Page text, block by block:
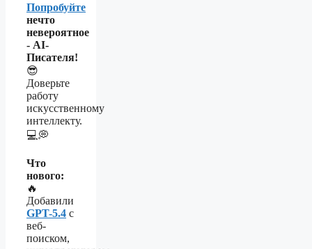
Попробуйте
нечто
невероятное
- AI-
Писателя!
😎
Доверьте
работу
искусственному
интеллекту.
💻💭
Что
нового:
🔥
Добавили
GPT-5.4 с
веб-
поиском,